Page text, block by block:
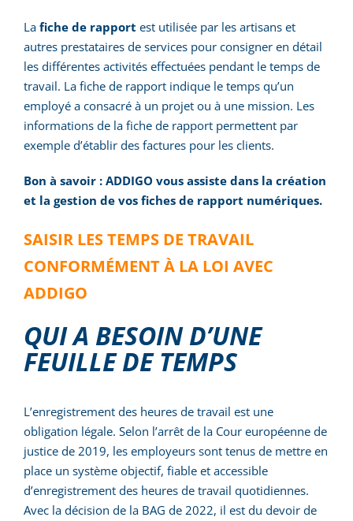
La fiche de rapport est utilisée par les artisans et
autres prestataires de services pour consigner en détail
les différentes activités effectuées pendant le temps de
travail. La fiche de rapport indique le temps qu’un
employé a consacré à un projet ou à une mission. Les
informations de la fiche de rapport permettent par
exemple d’établir des factures pour les clients.
Bon à savoir : ADDIGO vous assiste dans la création
et la gestion de vos fiches de rapport numériques.
SAISIR LES TEMPS DE TRAVAIL
CONFORMÉMENT À LA LOI AVEC
ADDIGO
QUI A BESOIN D’UNE
FEUILLE DE TEMPS
L’enregistrement des heures de travail est une
obligation légale. Selon l’arrêt de la Cour européenne de
justice de 2019, les employeurs sont tenus de mettre en
place un système objectif, fiable et accessible
d’enregistrement des heures de travail quotidiennes.
Avec la décision de la BAG de 2022, il est du devoir de